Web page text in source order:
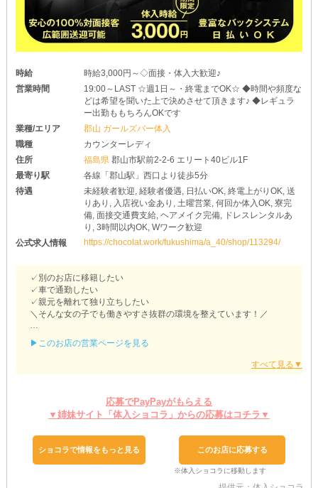
時給
時給3,000円～◇面接・体入大歓迎♪
営業時間
19:00～LAST ☆週1日～・終電までOK☆ ◆時間や頻度な
どは希望を聞いた上で決めさせて頂きます♪ ◆レギュラ
ー出勤ももちろんOKです
業種/エリア
郡山 ガールズバー体入
職種
カウンターレディ
住所
福島県郡山市駅前2-2-6 エリート40ビル1F
最寄り駅
各線「郡山駅」西口より徒歩5分
待遇
未経験者歓迎, 経験者優遇, 日払いOK, 終電上がりOK, 送
りあり, 入店祝い金あり, 土曜営業, 何回か体入OK, 寮完
備, 面接交通費支給, ヘアメイク完備, ドレスレンタルあ
り, 3時間以内OK, Wワーク歓迎
公式求人情報
https://chocolat.work/fukushima/a_40/shop/113294/
✓別のお店に移籍したい
✓車で通勤したい
✓親元を離れて独り立ちしたい
＼そんな女の子でも働きやすさ抜群の環境を整えています！／
という女の子にこそ【フロンティア】がオススメ♥
当店では《経験者さん・移籍希望者さん》も積極的に採用中です♪
これまでのご経歴やご活躍を踏まえ、たっぷり優遇のうえお迎えし
◇愛車での通勤OK◇
￣￣￣￣￣￣￣￣￣￣
日常的にお車を使っている女の子に耳より情報！
▶このお店の営業ページを見る
応募でPayPayがもらえる
▼姉妹サイト「体入ショコラ」からの応募はコチラ▼
ショコラで情報をもっと見る このお店に応募する